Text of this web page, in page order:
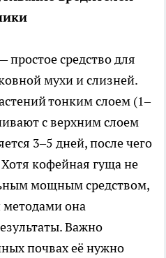
средство для
мухи и слизней.
тонким слоем (1–
с верхним слоем
3–5 дней, после чего
кофейная гуща не
мощным средством,
методами она
Важно
почвах её нужно